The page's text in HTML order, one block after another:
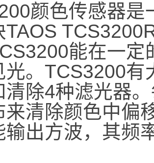
颜色传感器是
TAOS
能在一定
光。TCS3200
清除4种滤光器
来清除颜色中偏
输出方波，其频